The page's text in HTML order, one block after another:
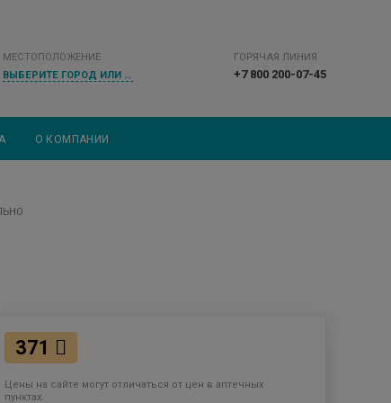
МЕСТОПОЛОЖЕНИЕ
ВЫБЕРИТЕ ГОРОД ИЛИ НАСЕЛЕННЫЙ ПУНКТ
ГОРЯЧАЯ ЛИНИЯ
+7 800 200-07-45
О КОМПАНИИ
371
Цены на сайте могут отличаться от цен в аптечных
пунктах.